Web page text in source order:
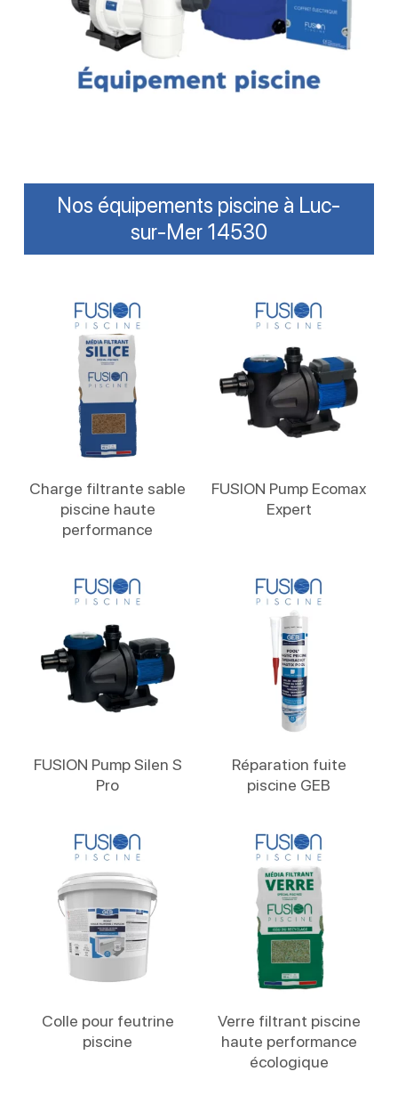
Nos équipements piscine à Luc-
sur-Mer 14530
Charge filtrante sable
piscine haute
performance
FUSION Pump Ecomax
Expert
FUSION Pump Silen S
Pro
Réparation fuite
piscine GEB
Colle pour feutrine
piscine
Verre filtrant piscine
haute performance
écologique